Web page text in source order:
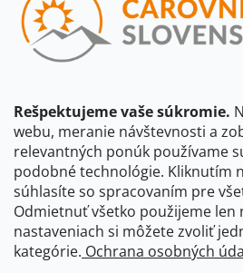
Rešpektujeme vaše súkromie.
webu, meranie návštevnosti a
relevantných ponúk používame
podobné technológie. Kliknutím
súhlasíte so spracovaním pre
Odmietnuť všetko použijeme len
nastaveniach si môžete zvoliť
kategórie. Ochrana osobných
Vložením e-mailu súhlasíte s
údajov
Beriem na vedomie, že adresa bude
údajov dostupnými na tejto stránke.
Prihlásiť sa
CBS Slovensko CBS Česko Shocart
Čarovné